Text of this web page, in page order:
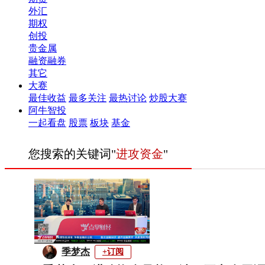
外汇
期权
创投
贵金属
融资融券
其它
大赛
最佳收益 最多关注 最热讨论 炒股大赛
阿牛智投
一起看盘 股票 板块 基金
您搜索的关键词"进攻资金"
季梦杰 +订阅